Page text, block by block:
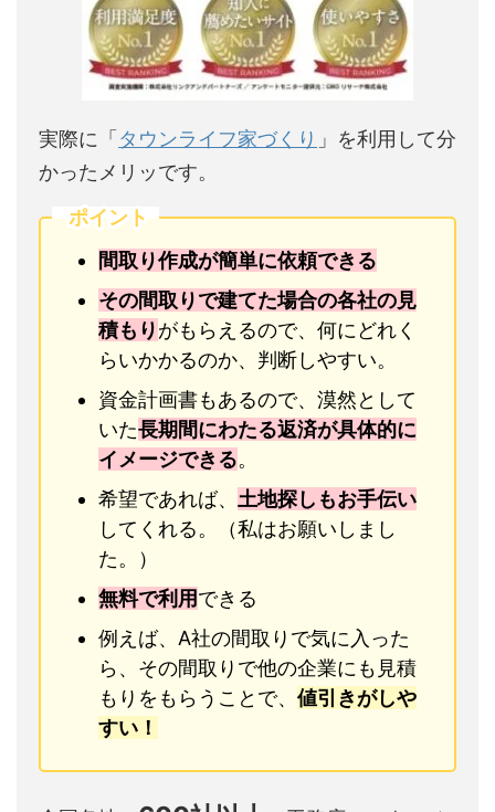
実際に「 タウンライフ家づくり 」を利用して分
かったメリッです。
ポイント
間取り作成が簡単に依頼できる
その間取りで建てた場合の各社の見
積もりがもらえるので、何にどれく
らいかかるのか、判断しやすい。
資金計画書もあるので、漠然として
いた長期間にわたる返済が具体的に
イメージできる。
希望であれば、 土地探しもお手伝い
してくれる。（私はお願いしまし
た。）
無料で利用できる
例えば、A社の間取りで気に入った
ら、その間取りで他の企業にも見積
もりをもらうことで、 値引きがしや
すい！